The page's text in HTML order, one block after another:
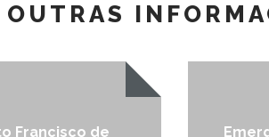
OUTRAS
Francisco de